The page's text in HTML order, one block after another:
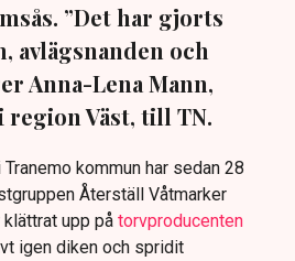
”Det har gjorts
avlägsnanden och
Anna-Lena Mann,
Väst, till TN.
kommun har sedan 28
Återställ Våtmarker
upp på torvproducenten
igen diken och spridit